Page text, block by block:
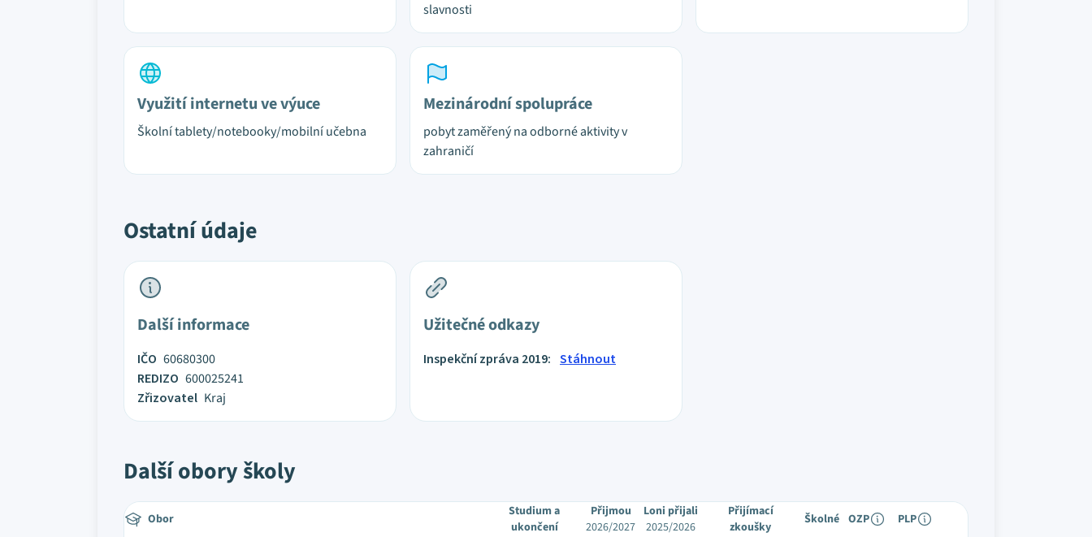
slavnosti
Využití internetu ve výuce
Školní tablety/notebooky/mobilní učebna
Mezinárodní spolupráce
pobyt zaměřený na odborné aktivity v
zahraničí
Ostatní údaje
Další informace
IČO 60680300
REDIZO 600025241
Zřizovatel Kraj
Užitečné odkazy
Inspekční zpráva 2019: Stáhnout
Další obory školy
Obor
Studium a
ukončení
Přijmou
2026/2027
Loni přijali
2025/2026
Přijímací
zkoušky
Školné OZP PLP